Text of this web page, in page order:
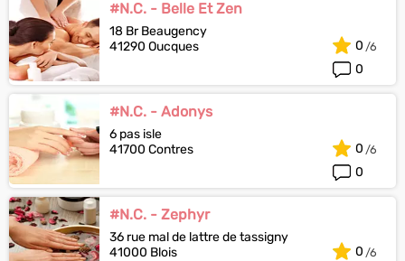
#N.C. - Belle Et Zen
18 Br Beaugency
41290 Oucques
0
0
#N.C. - Adonys
6 pas isle
41700 Contres
0
0
#N.C. - Zephyr
36 rue mal de lattre de tassigny
41000 Blois
0